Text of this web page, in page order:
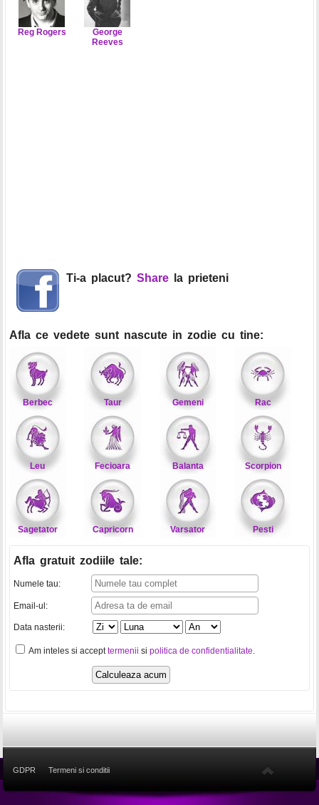
Reg Rogers
George
Reeves
Ti-a placut? Share la prieteni
Afla ce vedete sunt nascute in zodie cu tine:
Berbec Taur Gemeni Rac
Leu Fecioara Balanta Scorpion
Sagetator Capricorn Varsator Pesti
Afla gratuit zodiile tale:
Numele tau:
Email-ul:
Data nasterii:
Am inteles si accepttermenii si politica de confidentialitate.
GDPR Termeni si conditii